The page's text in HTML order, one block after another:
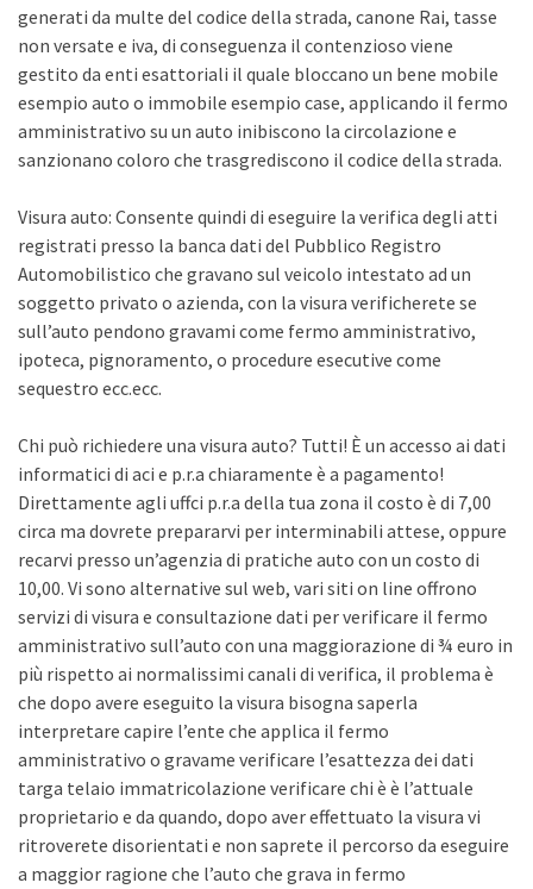
generati da multe del codice della strada, canone Rai, tasse
non versate e iva, di conseguenza il contenzioso viene
gestito da enti esattoriali il quale bloccano un bene mobile
esempio auto o immobile esempio case, applicando il fermo
amministrativo su un auto inibiscono la circolazione e
sanzionano coloro che trasgrediscono il codice della strada.
Visura auto: Consente quindi di eseguire la verifica degli atti
registrati presso la banca dati del Pubblico Registro
Automobilistico che gravano sul veicolo intestato ad un
soggetto privato o azienda, con la visura verificherete se
sull’auto pendono gravami come fermo amministrativo,
ipoteca, pignoramento, o procedure esecutive come
sequestro ecc.ecc.
Chi può richiedere una visura auto? Tutti! È un accesso ai dati
informatici di aci e p.r.a chiaramente è a pagamento!
Direttamente agli uffci p.r.a della tua zona il costo è di 7,00
circa ma dovrete prepararvi per interminabili attese, oppure
recarvi presso un’agenzia di pratiche auto con un costo di
10,00. Vi sono alternative sul web, vari siti on line offrono
servizi di visura e consultazione dati per verificare il fermo
amministrativo sull’auto con una maggiorazione di ¾ euro in
più rispetto ai normalissimi canali di verifica, il problema è
che dopo avere eseguito la visura bisogna saperla
interpretare capire l’ente che applica il fermo
amministrativo o gravame verificare l’esattezza dei dati
targa telaio immatricolazione verificare chi è è l’attuale
proprietario e da quando, dopo aver effettuato la visura vi
ritroverete disorientati e non saprete il percorso da eseguire
a maggior ragione che l’auto che grava in fermo